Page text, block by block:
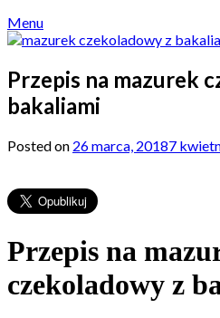
Menu
Przepis na mazurek
bakaliami
Posted on 26 marca, 20187
Przepis na
czekoladowy z